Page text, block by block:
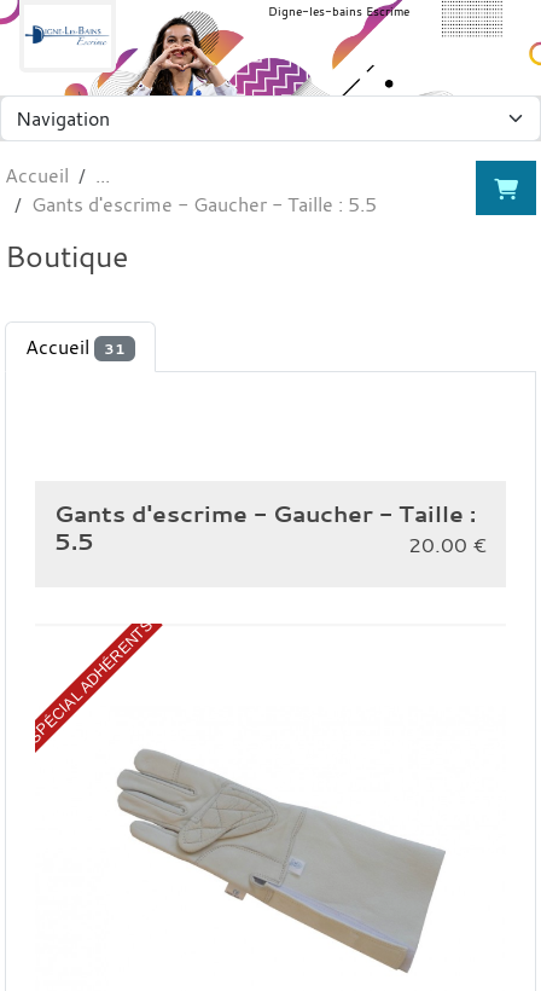
Digne-les-bains Escrime
Accueil
Gants d'escrime - Gaucher - Taille : 5.5
Boutique
Accueil 31
Gants d'escrime - Gaucher - Taille :
5.5
20.00 €
SPÉCIAL ADHÉRENTS
Panneau de gestion des cookies